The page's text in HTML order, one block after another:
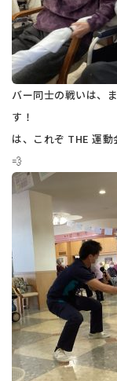
バー同士の戦いは、
す！
は、これぞ THE 運